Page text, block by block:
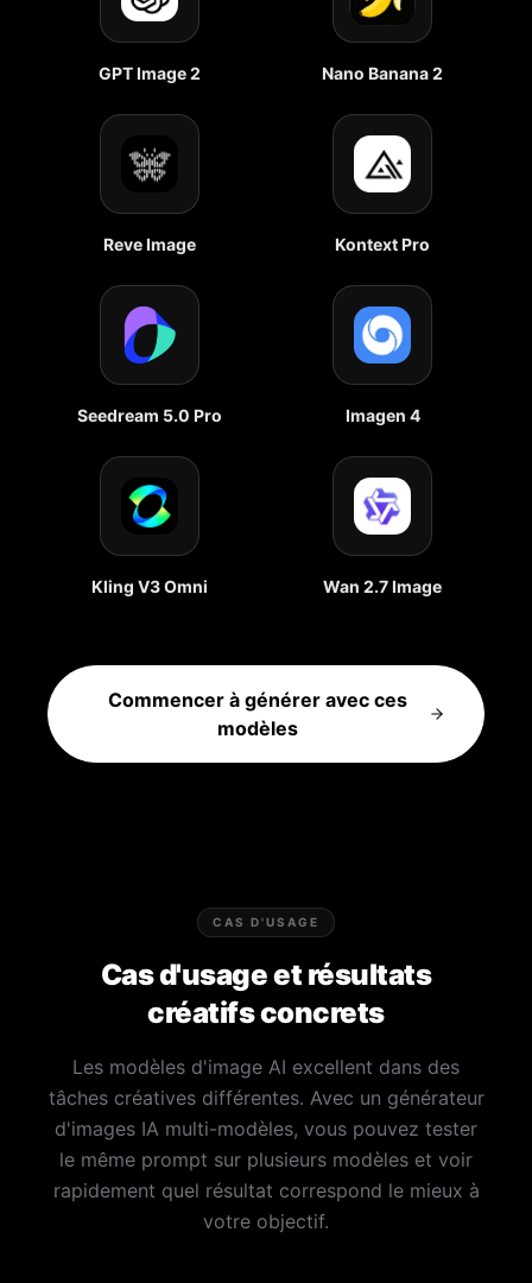
GPT Image 2 Nano Banana 2
Reve Image Kontext Pro
Seedream 5.0 Pro Imagen 4
Kling V3 Omni Wan 2.7 Image
Commencer à générer avec ces
modèles
CAS D'USAGE
Cas d'usage et résultats
créatifs concrets
Les modèles d'image AI excellent dans des
tâches créatives différentes. Avec un générateur
d'images IA multi-modèles, vous pouvez tester
le même prompt sur plusieurs modèles et voir
rapidement quel résultat correspond le mieux à
votre objectif.